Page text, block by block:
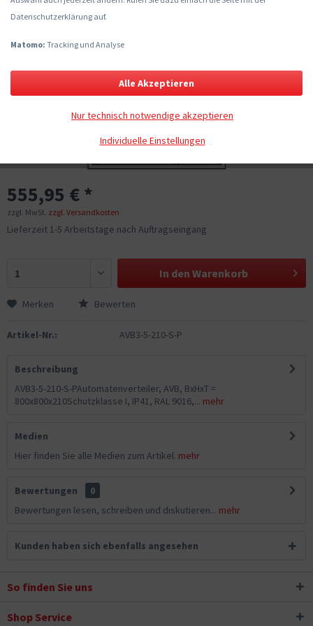
555,95 € *
zzgl. MwSt. zzgl. Versandkosten
Lieferzeit 1-5 Arbeitstage nach Auftragseingang
In den Warenkorb
Merken Bewerten
Artikel-Nr.: AVB3-5-210-S-P
Beschreibung
AVB3-5-210-S-PAutomatenverteiler, AVB, BxHxT =
800x800x210Schutzklasse I, IP41, RAL 9016,... mehr
Medien
Hier finden Sie alle Medien zum Artikel. mehr
Bewertungen
0
Bewertungen lesen, schreiben und diskutieren... mehr
Kunden haben sich ebenfalls angesehen
So finden Sie uns
Shop Service
Datenschutzerklärung auf.
Matomo: Tracking und Analyse
Individuelle Einstellungen
Nur technisch notwendige akzeptieren
Alle Akzeptieren